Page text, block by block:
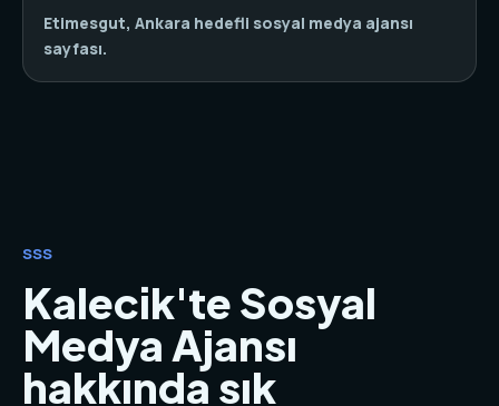
Etimesgut, Ankara hedefli sosyal medya ajansı
sayfası.
SSS
Kalecik'te Sosyal
Medya Ajansı
hakkında sık